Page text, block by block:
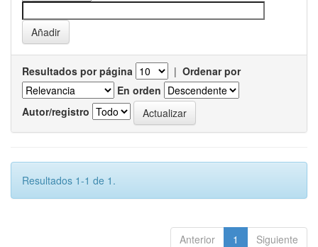
Resultados por página | Ordenar por
En orden
Autor/registro
Resultados 1-1 de 1.
Anterior 1 Siguiente